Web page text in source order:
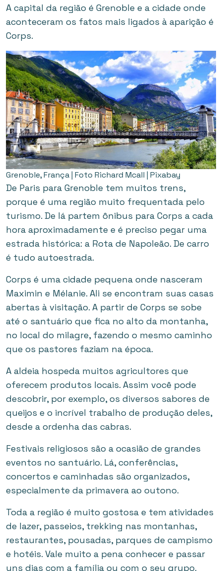
A capital da região é Grenoble e a cidade onde
aconteceram os fatos mais ligados à aparição é
Corps.
Grenoble, França | Foto Richard Mcall | Pixabay
De Paris para Grenoble tem muitos trens,
porque é uma região muito frequentada pelo
turismo. De lá partem ônibus para Corps a cada
hora aproximadamente e é preciso pegar uma
estrada histórica: a Rota de Napoleão. De carro
é tudo autoestrada.
Corps é uma cidade pequena onde nasceram
Maximin e Mélanie. Ali se encontram suas casas
abertas à visitação. A partir de Corps se sobe
até o santuário que fica no alto da montanha,
no local do milagre, fazendo o mesmo caminho
que os pastores faziam na época.
A aldeia hospeda muitos agricultores que
oferecem produtos locais. Assim você pode
descobrir, por exemplo, os diversos sabores de
queijos e o incrível trabalho de produção deles,
desde a ordenha das cabras.
Festivais religiosos são a ocasião de grandes
eventos no santuário. Lá, conferências,
concertos e caminhadas são organizados,
especialmente da primavera ao outono.
Toda a região é muito gostosa e tem atividades
de lazer, passeios, trekking nas montanhas,
restaurantes, pousadas, parques de campismo
e hotéis. Vale muito a pena conhecer e passar
uns dias com a família ou com o seu grupo.